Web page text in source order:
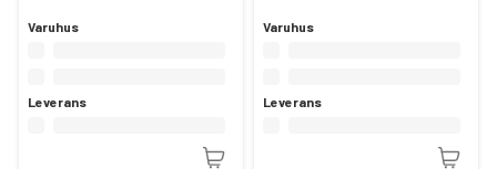
Varuhus
Leverans
Varuhus
Leverans